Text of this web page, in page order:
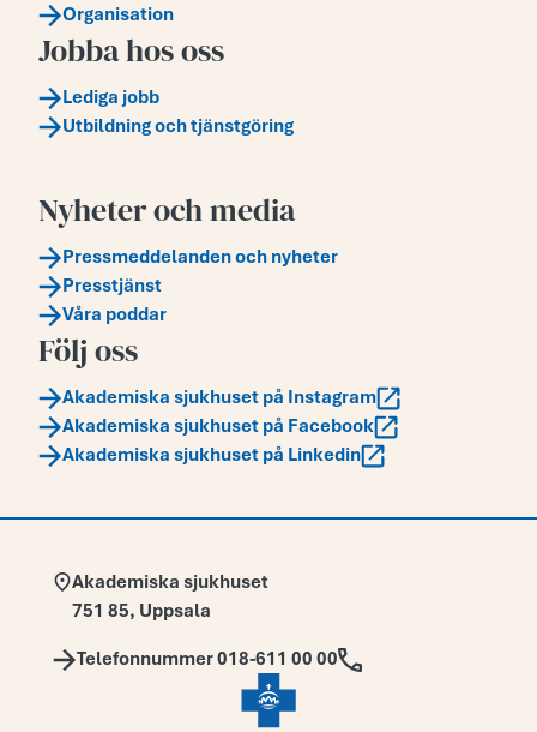
Organisation
Jobba hos oss
Lediga jobb
Utbildning och tjänstgöring
Nyheter och media
Pressmeddelanden och nyheter
Presstjänst
Våra poddar
Följ oss
Akademiska sjukhuset på Instagram
Akademiska sjukhuset på Facebook
Akademiska sjukhuset på Linkedin
Adress:
Akademiska sjukhuset
751 85, Uppsala
Telefon:
Telefonnummer 018-611 00 00